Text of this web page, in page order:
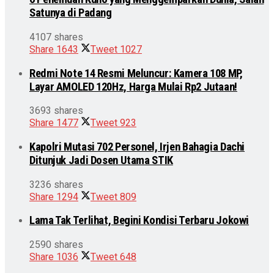
Satunya di Padang
4107 shares
Share 1643 Tweet 1027
Redmi Note 14 Resmi Meluncur: Kamera 108 MP,
Layar AMOLED 120Hz, Harga Mulai Rp2 Jutaan!
3693 shares
Share 1477 Tweet 923
Kapolri Mutasi 702 Personel, Irjen Bahagia Dachi
Ditunjuk Jadi Dosen Utama STIK
3236 shares
Share 1294 Tweet 809
Lama Tak Terlihat, Begini Kondisi Terbaru Jokowi
2590 shares
Share 1036 Tweet 648